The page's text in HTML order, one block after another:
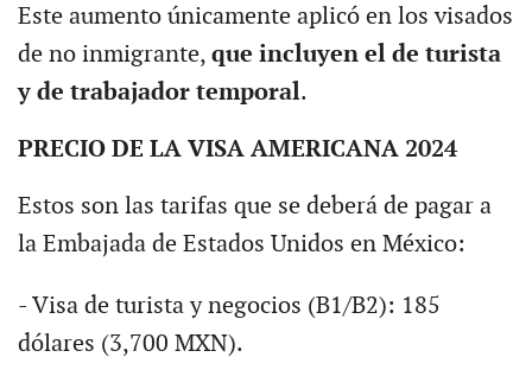
Este aumento únicamente aplicó en los visados
de no inmigrante, que incluyen el de turista
y de trabajador temporal.
PRECIO DE LA VISA AMERICANA 2024
Estos son las tarifas que se deberá de pagar a
la Embajada de Estados Unidos en México:
- Visa de turista y negocios (B1/B2): 185
dólares (3,700 MXN).